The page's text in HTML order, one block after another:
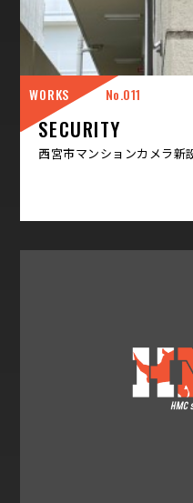
WORKS 011
SECURITY
西宮市マンションカメラ新